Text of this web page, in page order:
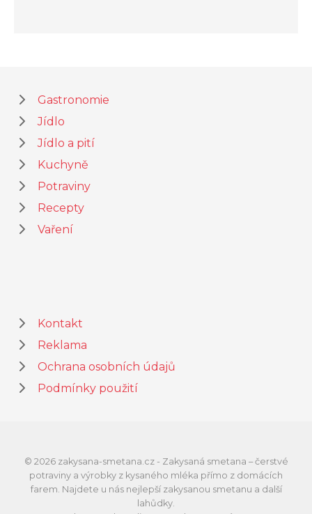
Gastronomie
Jídlo
Jídlo a pití
Kuchyně
Potraviny
Recepty
Vaření
Kontakt
Reklama
Ochrana osobních údajů
Podmínky použití
© 2026 zakysana-smetana.cz - Zakysaná smetana – čerstvé
potraviny a výrobky z kysaného mléka přímo z domácích
farem. Najdete u nás nejlepší zakysanou smetanu a další
lahůdky.